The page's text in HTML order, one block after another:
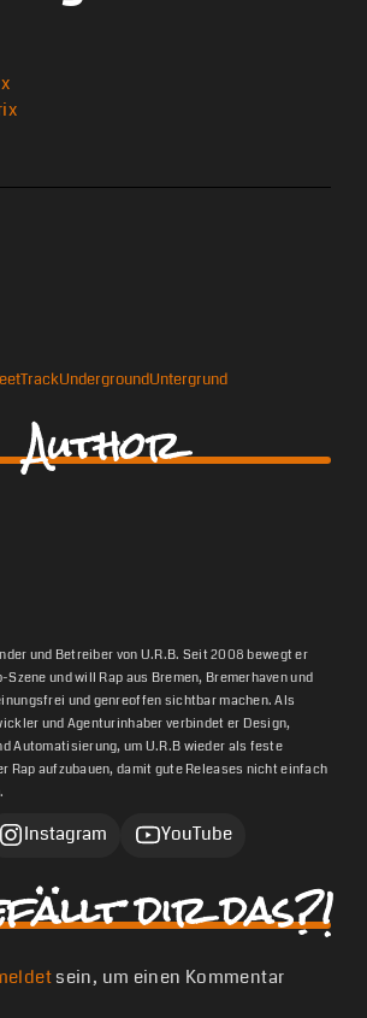
TrackUndergroundUntergrund
Author
und Betreiber von U.R.B. Seit 2008 bewegt er
Szene und will Rap aus Bremen, Bremerhaven und
und genreoffen sichtbar machen. Als
und Agenturinhaber verbindet er Design,
Automatisierung, um U.R.B wieder als feste
Rap aufzubauen, damit gute Releases nicht einfach
Instagram YouTube
dir das?!
sein, um einen Kommentar